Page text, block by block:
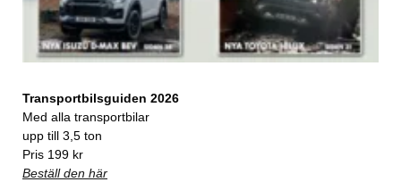
Transportbilsguiden 2026
Med alla transportbilar
upp till 3,5 ton
Pris 199 kr
Beställ den här